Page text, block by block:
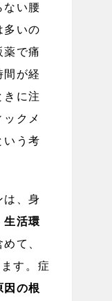
ない腰
多いの
薬で痛
間が経
に注
クメ
いう考
は、身
生活環
て、
す。症
因の根